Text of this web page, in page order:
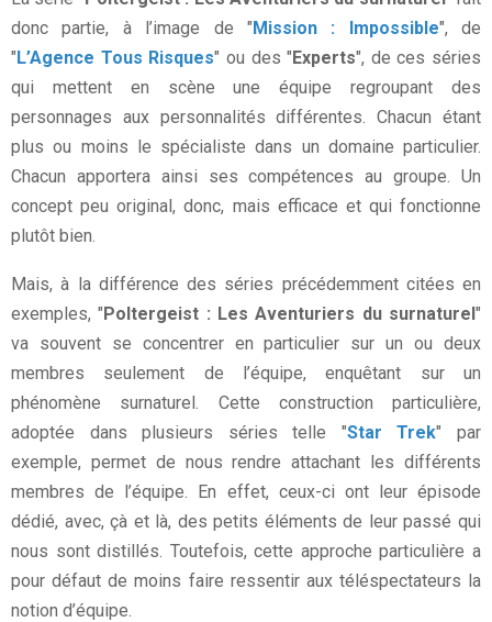
donc partie, à l’image de "Mission : Impossible", de
"L’Agence Tous Risques" ou des "Experts", de ces séries
qui mettent en scène une équipe regroupant des
personnages aux personnalités différentes. Chacun étant
plus ou moins le spécialiste dans un domaine particulier.
Chacun apportera ainsi ses compétences au groupe. Un
concept peu original, donc, mais efficace et qui fonctionne
plutôt bien.
Mais, à la différence des séries précédemment citées en
exemples, "Poltergeist : Les Aventuriers du surnaturel"
va souvent se concentrer en particulier sur un ou deux
membres seulement de l’équipe, enquêtant sur un
phénomène surnaturel. Cette construction particulière,
adoptée dans plusieurs séries telle "Star Trek" par
exemple, permet de nous rendre attachant les différents
membres de l’équipe. En effet, ceux-ci ont leur épisode
dédié, avec, çà et là, des petits éléments de leur passé qui
nous sont distillés. Toutefois, cette approche particulière a
pour défaut de moins faire ressentir aux téléspectateurs la
notion d’équipe.